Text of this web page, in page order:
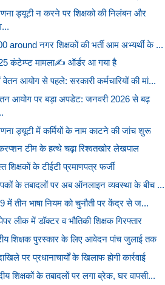
ड्यूटी न करने पर शिक्षको की निलंबन और
around नगर शिक्षकों की भर्ती आम अभ्यर्थी के ...
कंटेम्प्ट मामला✍️ ऑर्डर आ गया है
आयोग से पहले: सरकारी कर्मचारियों की मां...
आयोग पर बड़ा अपडेट: जनवरी 2026 से बढ़
ड्यूटी में कर्मियों के नाम काटने की जांच शुरू
टीम के हत्थे चढ़ा रिश्वतखोर लेखपाल
शिक्षकों के टीईटी प्रमाणपत्र फर्जी
के तबादलों पर अब ऑनलाइन व्यवस्था के बीच ...
9 में तीन भाषा नियम को चुनौती पर केंद्र से ज...
लीक में डॉक्टर व भौतिकी शिक्षक गिरफ्तार
शिक्षक पुरस्कार के लिए आवेदन पांच जुलाई तक
पर प्रधानाचार्यों के खिलाफ होगी कार्रवाई
शिक्षकों के तबादलों पर लगा ब्रेक, घर वापसी...